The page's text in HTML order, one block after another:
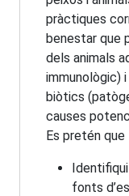
pràctiques
benestar que
dels animals
immunològic)
biòtics
causes
Es pretén que
fonts